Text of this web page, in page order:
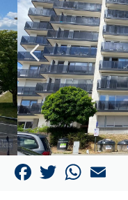
FacebookTwitterWhatsApp